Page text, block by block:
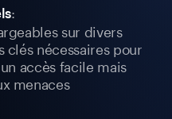
:
sur divers
nécessaires pour
accès facile mais
menaces